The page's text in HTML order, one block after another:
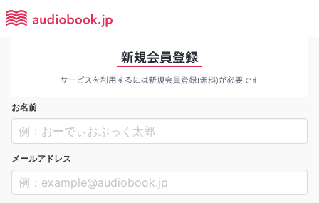
お名前
メールアドレス